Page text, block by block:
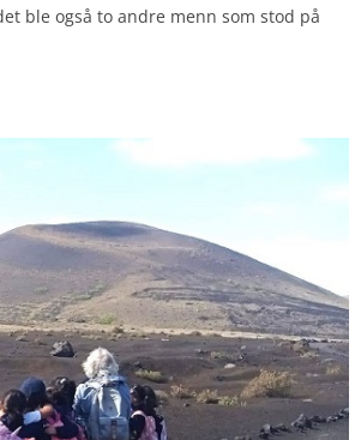
ble også to andre menn som stod på